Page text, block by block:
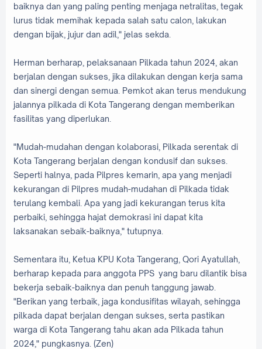
baiknya dan yang paling penting menjaga netralitas, tegak
lurus tidak memihak kepada salah satu calon, lakukan
dengan bijak, jujur dan adil," jelas sekda.
Herman berharap, pelaksanaan Pilkada tahun 2024, akan
berjalan dengan sukses, jika dilakukan dengan kerja sama
dan sinergi dengan semua. Pemkot akan terus mendukung
jalannya pilkada di Kota Tangerang dengan memberikan
fasilitas yang diperlukan.
"Mudah-mudahan dengan kolaborasi, Pilkada serentak di
Kota Tangerang berjalan dengan kondusif dan sukses.
Seperti halnya, pada Pilpres kemarin, apa yang menjadi
kekurangan di Pilpres mudah-mudahan di Pilkada tidak
terulang kembali. Apa yang jadi kekurangan terus kita
perbaiki, sehingga hajat demokrasi ini dapat kita
laksanakan sebaik-baiknya," tutupnya.
Sementara itu, Ketua KPU Kota Tangerang, Qori Ayatullah,
berharap kepada para anggota PPS yang baru dilantik bisa
bekerja sebaik-baiknya dan penuh tanggung jawab.
"Berikan yang terbaik, jaga kondusifitas wilayah, sehingga
pilkada dapat berjalan dengan sukses, serta pastikan
warga di Kota Tangerang tahu akan ada Pilkada tahun
2024," pungkasnya. (Zen)